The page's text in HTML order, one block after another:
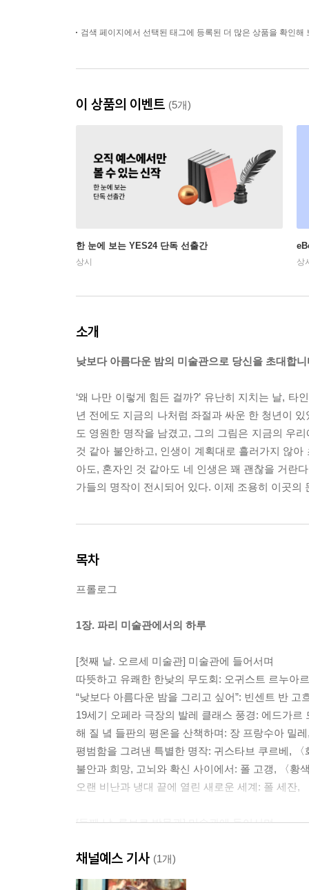
검색 페이지에서 선택된 태그에 등록된 더 많은 상품을 확인해
이 상품의 이벤트 (5개)
한 눈에 보는 YES24 단독 선출간
상시 상
소개
낮보다 아름다운 밤의 미술관으로 당신을 초대합니
‘왜 나만 이렇게 힘든 걸까?’ 유난히 지치는 날,
년 전에도 지금의 나처럼 좌절과 싸운 한 청년이
도 영원한 명작을 남겼고, 그의 그림은 지금의 우
것 같아 불안하고, 인생이 계획대로 흘러가지 않
아도, 혼자인 것 같아도 네 인생은 꽤 괜찮을 거란
가들의 명작이 전시되어 있다. 이제 조용히 이곳
목차
프롤로그
1장. 파리 미술관에서의 하루
[첫째 날. 오르세 미술관] 미술관에 들어서며
따뜻하고 유쾌한 한낮의 무도회: 오귀스트 르누아
“낮보다 아름다운 밤을 그리고 싶어”: 빈센트 반 고
19세기 오페라 극장의 발레 클래스 풍경: 에드가르
해 질 녘 들판의 평온을 산책하며: 장 프랑수아 밀
평범함을 그려낸 특별한 명작: 귀스타브 쿠르베,
불안과 희망, 고뇌와 확신 사이에서: 폴 고갱, 〈황
오랜 비난과 냉대 끝에 열린 새로운 세계: 폴 세잔,
[둘째 날. 루브르 박물관] 미술관에 들어서며
- Secret Page
어둠으로 빛을 말하다: 렘브란트 판레인, 〈목욕하
채널예스 기사 (1개)